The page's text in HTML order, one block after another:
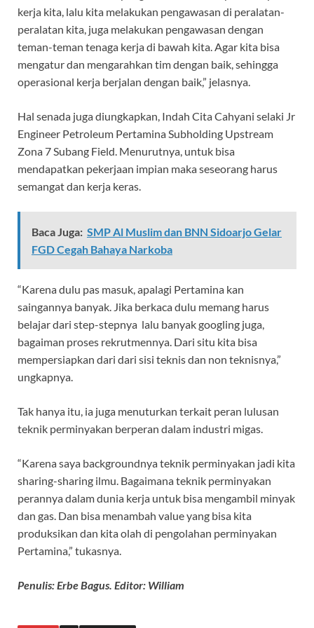
kerja kita, lalu kita melakukan pengawasan di peralatan-
peralatan kita, juga melakukan pengawasan dengan
teman-teman tenaga kerja di bawah kita. Agar kita bisa
mengatur dan mengarahkan tim dengan baik, sehingga
operasional kerja berjalan dengan baik,” jelasnya.
Hal senada juga diungkapkan, Indah Cita Cahyani selaki Jr
Engineer Petroleum Pertamina Subholding Upstream
Zona 7 Subang Field. Menurutnya, untuk bisa
mendapatkan pekerjaan impian maka seseorang harus
semangat dan kerja keras.
Baca Juga: SMP Al Muslim dan BNN Sidoarjo Gelar
FGD Cegah Bahaya Narkoba
“Karena dulu pas masuk, apalagi Pertamina kan
saingannya banyak. Jika berkaca dulu memang harus
belajar dari step-stepnya lalu banyak googling juga,
bagaiman proses rekrutmennya. Dari situ kita bisa
mempersiapkan dari dari sisi teknis dan non teknisnya,”
ungkapnya.
Tak hanya itu, ia juga menuturkan terkait peran lulusan
teknik perminyakan berperan dalam industri migas.
“Karena saya backgroundnya teknik perminyakan jadi kita
sharing-sharing ilmu. Bagaimana teknik perminyakan
perannya dalam dunia kerja untuk bisa mengambil minyak
dan gas. Dan bisa menambah value yang bisa kita
produksikan dan kita olah di pengolahan perminyakan
Pertamina,” tukasnya.
Penulis: Erbe Bagus. Editor: William